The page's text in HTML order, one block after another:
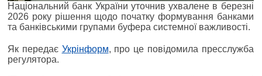
Національний банк України уточнив ухвалене в березні
2026 року рішення щодо початку формування банками
та банківськими групами буфера системної важливості.
Як передає Укрінформ, про це повідомила пресслужба
регулятора.